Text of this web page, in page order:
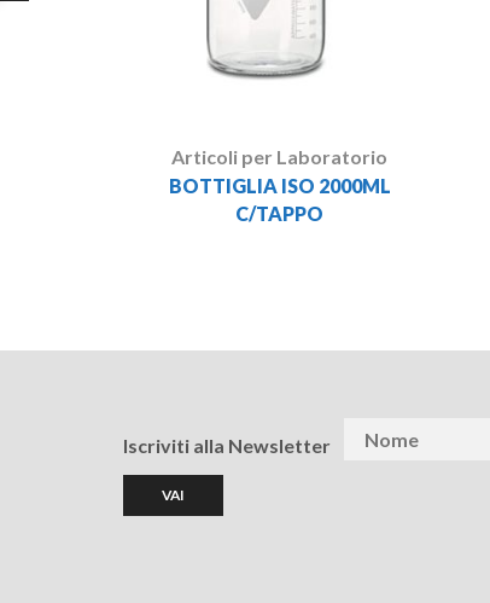
Articoli per Laboratorio
BOTTIGLIA ISO 2000ML
C/TAPPO
Iscriviti alla Newsletter